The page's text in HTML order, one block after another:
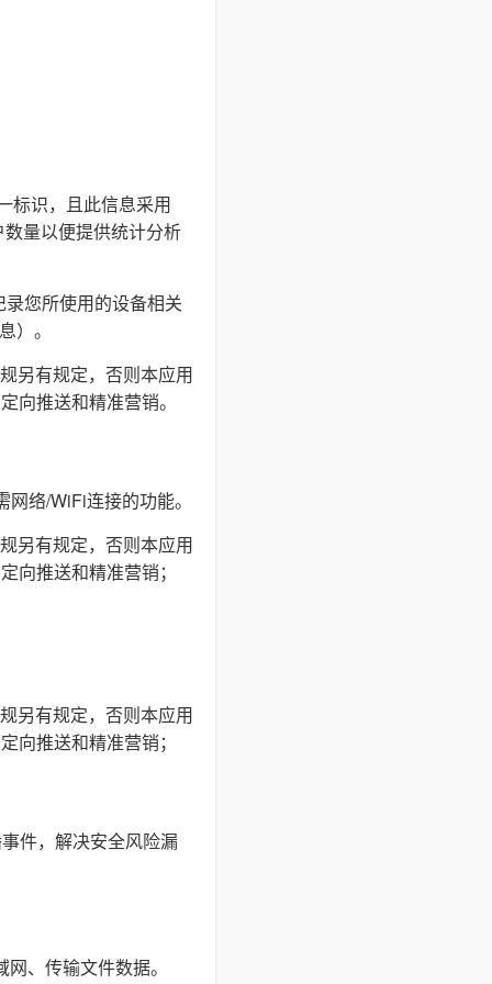
标识，且此信息采用
量以便提供统计分析
您所使用的设备相关
）。
另有规定，否则本应用
向推送和精准营销。
络/WiFi连接的功能。
另有规定，否则本应用
向推送和精准营销；
另有规定，否则本应用
向推送和精准营销；
件，解决安全风险漏
、传输文件数据。